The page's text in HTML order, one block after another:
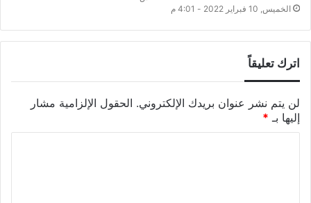
الخميس, 10 فبراير 2022 - 4:01 م
اترك تعليقاً
لن يتم نشر عنوان بريدك الإلكتروني. الحقول الإلزامية مشار
إليها بـ *